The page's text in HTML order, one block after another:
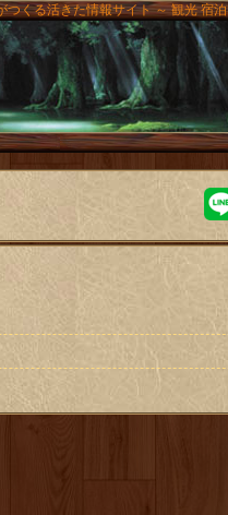
つくる活きた情報サイト ～ 観光 宿